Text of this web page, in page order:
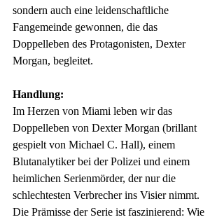
sondern auch eine leidenschaftliche
Fangemeinde gewonnen, die das
Doppelleben des Protagonisten, Dexter
Morgan, begleitet.
Handlung:
Im Herzen von Miami leben wir das
Doppelleben von Dexter Morgan (brillant
gespielt von Michael C. Hall), einem
Blutanalytiker bei der Polizei und einem
heimlichen Serienmörder, der nur die
schlechtesten Verbrecher ins Visier nimmt.
Die Prämisse der Serie ist faszinierend: Wie